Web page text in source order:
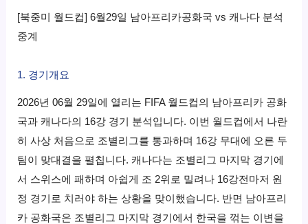
[북중미 월드컵] 6월29일 남아프리카공화국 vs 캐나다 분석
중계
1. 경기개요
2026년 06월 29일에 열리는 FIFA 월드컵의 남아프리카 공화
국과 캐나다의 16강 경기 분석입니다. 이번 월드컵에서 나란
히 사상 처음으로 조별리그를 통과하며 16강 무대에 오른 두
팀이 맞대결을 펼칩니다. 캐나다는 조별리그 마지막 경기에
서 스위스에 패하며 아쉽게 조 2위로 밀려나 16강전마저 원
정 경기로 치러야 하는 상황을 맞이했습니다. 반면 남아프리
카 공화국은 조별리그 마지막 경기에서 한국을 꺾는 이변을